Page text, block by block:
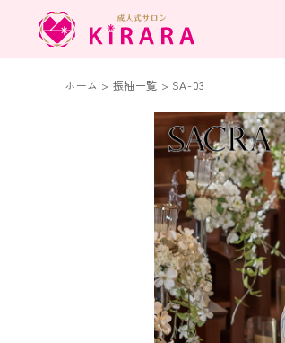
ホーム > 振袖一覧 > SA-03